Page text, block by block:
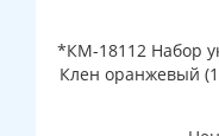
*КМ-18112 Набор
Клен оранжевый